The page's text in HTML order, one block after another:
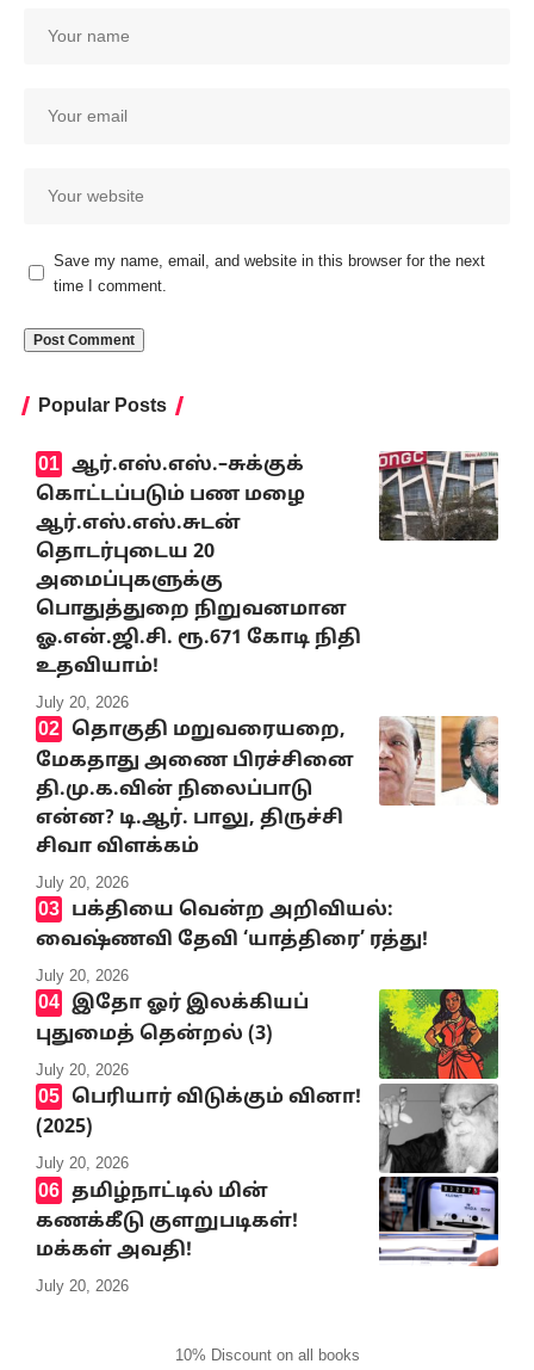
Save my name, email, and website in this browser for the next
time I comment.
Popular Posts
ஆர்.எஸ்.எஸ்.–சுக்குக்
கொட்டப்படும் பண மழை
ஆர்.எஸ்.எஸ்.சுடன்
தொடர்புடைய 20
அமைப்புகளுக்கு
பொதுத்துறை நிறுவனமான
ஓ.என்.ஜி.சி. ரூ.671 கோடி நிதி
உதவியாம்!
July 20, 2026
தொகுதி மறுவரையறை,
மேகதாது அணை பிரச்சினை
தி.மு.க.வின் நிலைப்பாடு
என்ன? டி.ஆர். பாலு, திருச்சி
சிவா விளக்கம்
July 20, 2026
பக்தியை வென்ற அறிவியல்:
வைஷ்ணவி தேவி ‘யாத்திரை’ ரத்து!
July 20, 2026
இதோ ஓர் இலக்கியப்
புதுமைத் தென்றல் (3)
July 20, 2026
பெரியார் விடுக்கும் வினா!
(2025)
July 20, 2026
தமிழ்நாட்டில் மின்
கணக்கீடு குளறுபடிகள்!
மக்கள் அவதி!
July 20, 2026
10% Discount on all books